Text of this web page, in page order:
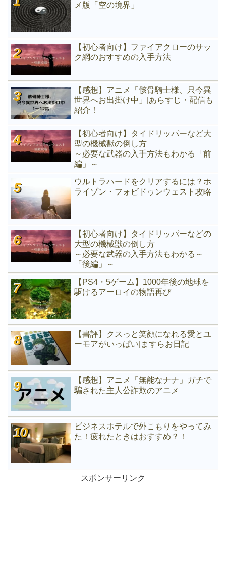
メ版「空の境界」
【初心者向け】ファイアクローのサッ
ク網のおすすめの入手方法
【感想】アニメ「骸骨騎士様、只今異
世界へお出掛け中」|あらすじ・配信も
紹介！
【初心者向け】タイドリッパーなど大
型の機械獣の倒し方
～必要な武器の入手方法もわかる「前
編」～
ウルトラハードをクリアするには？ホ
ライゾン・フォビドゥンウェスト攻略
【初心者向け】タイドリッパーなどの
大型の機械獣の倒し方
～必要な武器の入手方法もわかる～
「後編」～
【PS4・5ゲーム】1000年後の地球を
駆けるアーロイの物語再び
【書評】クスっと笑顔になれる愛とユ
ーモアがいっぱい|ますらお日記
【感想】アニメ「無能なナナ」ガチで
騙された主人公詐欺のアニメ
ビジネスホテルで外こもりをやってみ
た！疲れたときはおすすめ？！
スポンサーリンク